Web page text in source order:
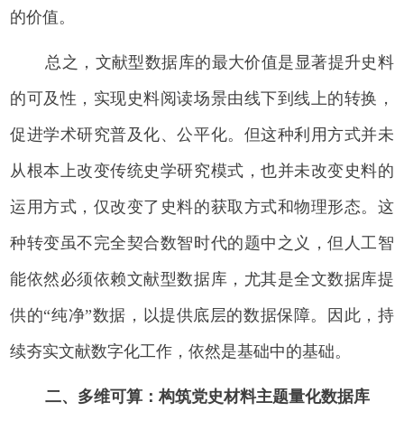
的价值。
总之，文献型数据库的最大价值是显著提升史料
的可及性，实现史料阅读场景由线下到线上的转换，
促进学术研究普及化、公平化。但这种利用方式并未
从根本上改变传统史学研究模式，也并未改变史料的
运用方式，仅改变了史料的获取方式和物理形态。这
种转变虽不完全契合数智时代的题中之义，但人工智
能依然必须依赖文献型数据库，尤其是全文数据库提
供的“纯净”数据，以提供底层的数据保障。因此，持
续夯实文献数字化工作，依然是基础中的基础。
二、多维可算：构筑党史材料主题量化数据库